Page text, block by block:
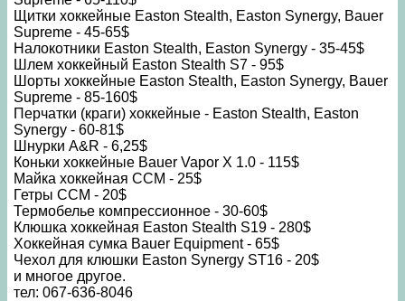
Щитки хоккейные Easton Stealth, Easton Synergy, Bauer
Supreme - 45-65$
Налокотники Easton Stealth, Easton Synergy - 35-45$
Шлем хоккейный Easton Stealth S7 - 95$
Шорты хоккейные Easton Stealth, Easton Synergy, Bauer
Supreme - 85-160$
Перчатки (краги) хоккейные - Easton Stealth, Easton
Synergy - 60-81$
Шнурки A&R - 6,25$
Коньки хоккейные Bauer Vapor X 1.0 - 115$
Майка хоккейная ССМ - 25$
Гетры ССМ - 20$
Термобелье компрессионное - 30-60$
Клюшка хоккейная Easton Stealth S19 - 280$
Хоккейная сумка Bauer Equipment - 65$
Чехол для клюшки Easton Synergy ST16 - 20$
и многое другое.
тел: 067-636-8046